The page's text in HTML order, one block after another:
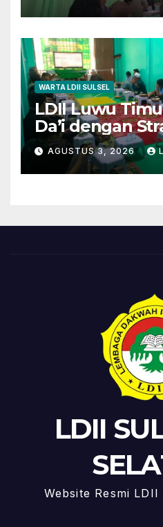
WARTA LDII SULSEL
LDII Luwu
Da’i dengan
dan
Wujudkan
AGUSTUS 3, 2026
LDII
Website Resmi